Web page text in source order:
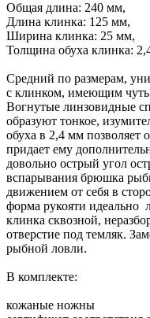
Общая длина: 240 мм,
Длина клинка: 125 мм,
Ширина клинка: 25 мм,
Толщина обуха клинка:
Средний по размерам,
с клинком, имеющим
Вогнутые линзовидные
образуют тонкое,
обуха в 2,4 мм позволяет
придает ему
довольно острый угол
вспарывания брюшка
движением от себя в
форма рукояти
клинка сквозной,
отверстие под темляк.
рыбной ловли.
В комплекте:
кожаные ножны